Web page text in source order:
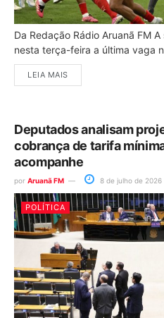
Da Redação Rádio Aruanã FM
nesta terça-feira a última vaga
LEIA MAIS
Deputados analisam
cobrança de tarifa
acompanhe
por Aruanã FM 8 de julho de 2026
POLÍTICA